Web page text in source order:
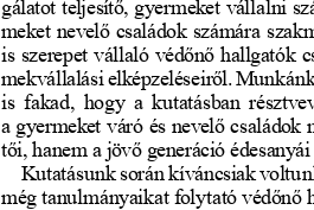
gálatot teljesítő, gyermeket vállalni
meket  nevelő
családok  számára
is  szerepet  vállaló  védőnő
hallgatók
mekvállalási elképzeléseiről.
is  fakad,  hogy  a  kutatásban
a gyermeket váró és nevelő családok
tői, hanem a jövő generáció édesanyái
Kutatásunk során kíváncsiak
még tanulmányaikat folytató védőnő